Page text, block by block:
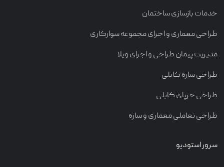
خدمات بازسازی ساختمان
طراحی معماری و اجرای مجموعه سوارکاری
مدیریت پیمان طراحی و اجرای ویلا
طراحی سازه کابلی
طراحی خرپای کابلی
طراحی تعاملی معماری و سازه
سرور استودیو